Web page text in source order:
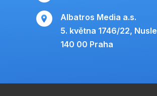
Albatros Media a.s.
5. května 1746/22, Nusle
140 00 Praha